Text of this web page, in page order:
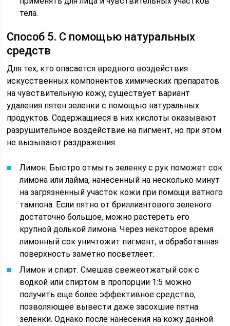
тела.
Способ 5. С помощью натуральных
средств
Для тех, кто опасается вредного воздействия
искусственных компонентов химических препаратов
на чувствительную кожу, существует вариант
удаления пятен зеленки с помощью натуральных
продуктов. Содержащиеся в них кислоты оказывают
разрушительное воздействие на пигмент, но при этом
не вызывают раздражения.
Лимон. Быстро отмыть зеленку с рук поможет сок
лимона или лайма, нанесенный на несколько минут
на загрязненный участок кожи при помощи ватного
тампона. Если пятно от бриллиантового зеленого
достаточно большое, можно растереть его
крупной долькой лимона. Через некоторое время
лимонный сок уничтожит пигмент, и обработанная
поверхность заметно посветлеет.
Лимон и спирт. Смешав свежеотжатый сок с
водкой или спиртом в пропорции 1:5 можно
получить еще более эффективное средство,
позволяющее вывести даже засохшие пятна
зеленки. Однако после нанесения на кожу данной